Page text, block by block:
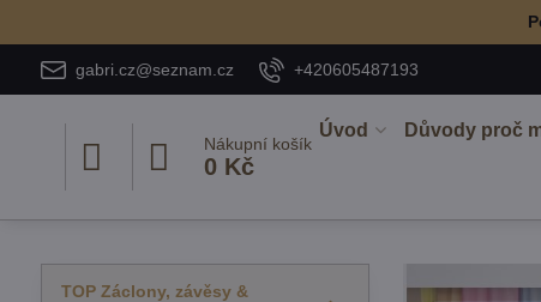
gabri.cz@seznam.cz +420605487193
Nákupní košík
0 Kč
Úvod Důvody proč
TOP Záclony, závěsy &